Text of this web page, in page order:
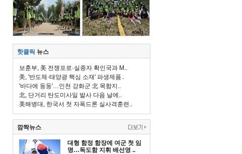
핫클릭 뉴스
보훈부, 美 전쟁포로·실종자 확인국과 M..
美, '반도체·태양광 핵심 소재' 파생제품..
'바다에 둥둥'…인천 강화군 北 목함지..
北, 단거리 탄도미사일 발사 다음 날에..
美해병대, 한국서 첫 자폭드론 실사격훈련..
깜짝뉴스
대형 함정 함장에 여군 첫 임
명…독도함 지휘 배선영 ..